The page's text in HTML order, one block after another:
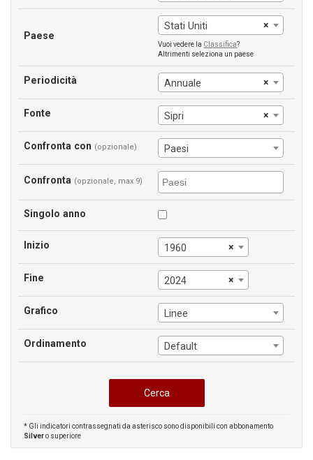
Paese
×
Stati Uniti
Vuoi vedere la Classifica?
Altrimenti seleziona un paese
Periodicità ×
Annuale
Fonte ×
Sipri
Confronta con (opzionale) Paesi
Confronta (opzionale, max 9)
Singolo anno
Inizio ×
1960
Fine ×
2024
Grafico Linee
Ordinamento Default
* Gli indicatori contrassegnati da asterisco sono disponibili con abbonamento
Silvero superiore